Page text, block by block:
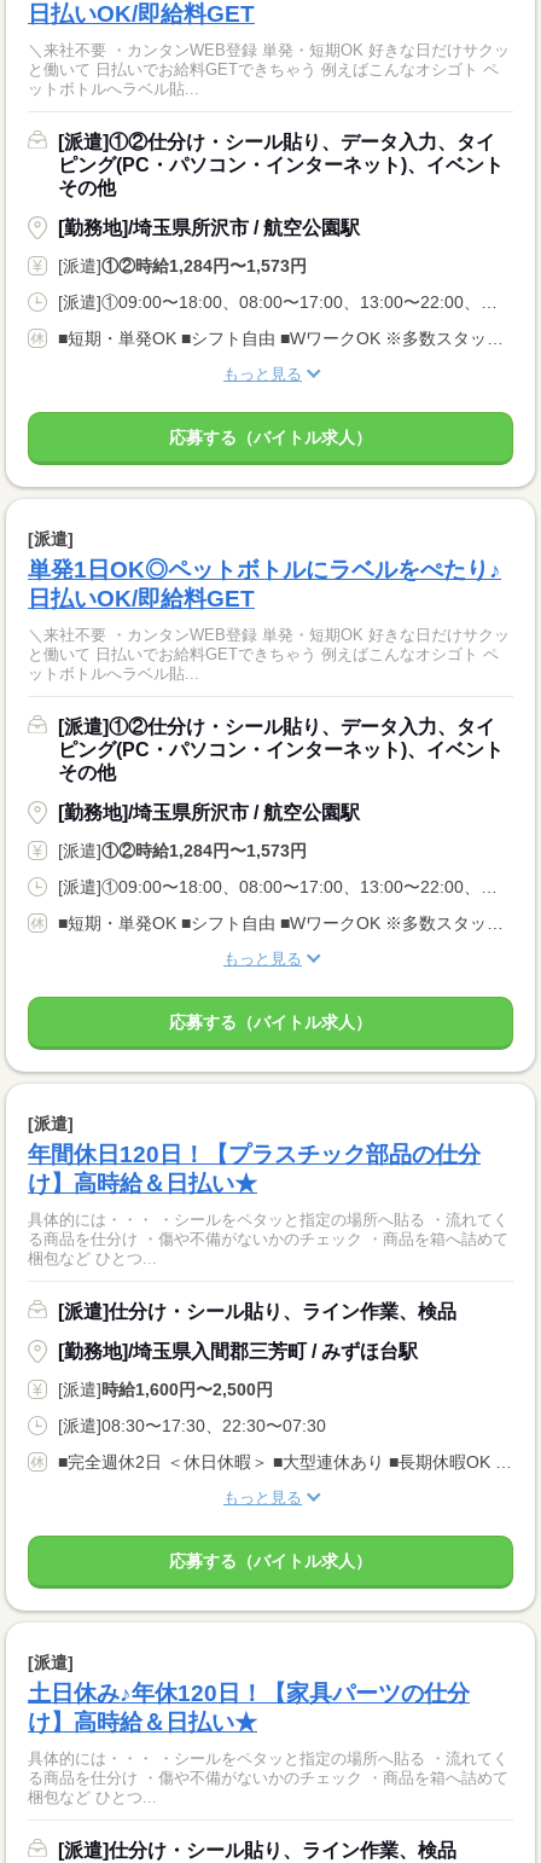
日払いOK/即給料GET
＼来社不要 ・カンタンWEB登録 単発・短期OK 好きな日だけサクッ
と働いて 日払いでお給料GETできちゃう 例えばこんなオシゴト ペ
ットボトルへラベル貼...
[派遣]①②仕分け・シール貼り、データ入力、タイ
ピング(PC・パソコン・インターネット)、イベント
その他
[勤務地]/埼玉県所沢市 / 航空公園駅
[派遣]①②時給1,284円〜1,573円
[派遣]①09:00〜18:00、08:00〜17:00、13:00〜22:00、②12:00〜21:00、17:00〜22:00、22:00〜07:00
■短期・単発OK ■シフト自由 ■WワークOK ※多数スタッフさんが活躍しており、 ご希望のお仕事が定員満席となる場合もございます。 それ以外にご紹介しますのでご希望条件をお伝えください。
もっと見る
応募する（バイトル求人）
[派遣]
単発1日OK◎ペットボトルにラベルをぺたり♪
日払いOK/即給料GET
＼来社不要 ・カンタンWEB登録 単発・短期OK 好きな日だけサクッ
と働いて 日払いでお給料GETできちゃう 例えばこんなオシゴト ペ
ットボトルへラベル貼...
[派遣]①②仕分け・シール貼り、データ入力、タイ
ピング(PC・パソコン・インターネット)、イベント
その他
[勤務地]/埼玉県所沢市 / 航空公園駅
[派遣]①②時給1,284円〜1,573円
[派遣]①09:00〜18:00、08:00〜17:00、13:00〜22:00、②12:00〜21:00、17:00〜22:00、22:00〜07:00
■短期・単発OK ■シフト自由 ■WワークOK ※多数スタッフさんが活躍しており、 ご希望のお仕事が定員満席となる場合もございます。 それ以外にご紹介しますのでご希望条件をお伝えください。
もっと見る
応募する（バイトル求人）
[派遣]
年間休日120日！【プラスチック部品の仕分
け】高時給＆日払い★
具体的には・・・ ・シールをペタッと指定の場所へ貼る ・流れてく
る商品を仕分け ・傷や不備がないかのチェック ・商品を箱へ詰めて
梱包など ひとつ...
[派遣]仕分け・シール貼り、ライン作業、検品
[勤務地]/埼玉県入間郡三芳町 / みずほ台駅
[派遣]時給1,600円〜2,500円
[派遣]08:30〜17:30、22:30〜07:30
■完全週休2日 ＜休日休暇＞ ■大型連休あり ■長期休暇OK ■ご家庭都合のお休み調整OK ■産休・育休取得実績あり
もっと見る
応募する（バイトル求人）
[派遣]
土日休み♪年休120日！【家具パーツの仕分
け】高時給＆日払い★
具体的には・・・ ・シールをペタッと指定の場所へ貼る ・流れてく
る商品を仕分け ・傷や不備がないかのチェック ・商品を箱へ詰めて
梱包など ひとつ...
[派遣]仕分け・シール貼り、ライン作業、検品